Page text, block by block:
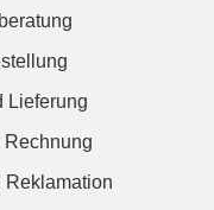
Lieferung
Rechnung
Reklamation